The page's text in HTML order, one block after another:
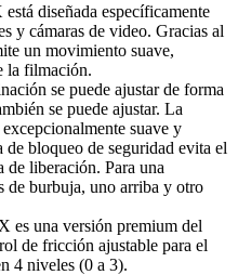
diseñada específicamente
y cámaras de video. Gracias al
un movimiento suave,
la filmación.
se puede ajustar de forma
se puede ajustar. La
suave y
de bloqueo de seguridad evita el
de liberación. Para una
de burbuja, uno arriba y otro
es una versión premium del
de fricción ajustable para el
4 niveles (0 a 3).